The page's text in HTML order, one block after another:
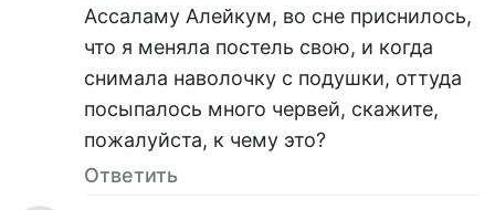
Ассаламу Алейкум, во сне приснилось,
что я меняла постель свою, и когда
снимала наволочку с подушки, оттуда
посыпалось много червей, скажите,
пожалуйста, к чему это?
Ответить